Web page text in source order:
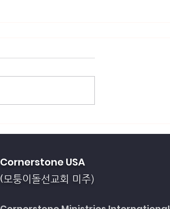
Cornerstone USA
(모퉁이돌선교회 미주)